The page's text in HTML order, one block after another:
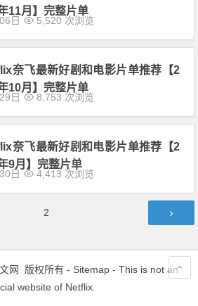
11月】完整片单
日 5,520 次浏览
奈飞最新好剧和电影片单推荐【2
10月】完整片单
日 8,753 次浏览
奈飞最新好剧和电影片单推荐【2
9月】完整片单
日 4,413 次浏览
2
网 版权所有 - Sitemap- This is not an
website of Netflix.